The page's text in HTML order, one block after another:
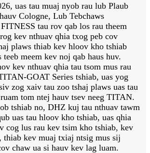
uas tau muaj nyob rau lub Plaub
Cologne, Lub Tebchaws
tau rov qab los rau theem
kev nthuav qhia txog peb cov
plaws thiab kev hloov kho tshiab
meem kev noj qab haus huv.
kev nthuav qhia tau tsom mus rau
GOAT Series tshiab, uas yog
zog xaiv tau zoo tshaj plaws uas tau
tom ntej hauv tsev neeg TITAN.
tshiab no, DHZ kuj tau nthuav tawm
uas tau hloov kho tshiab, uas qhia
cog lus rau kev tsim kho tshiab, kev
thiab kev muaj txiaj ntsig mus sij
chaw ua si hauv kev lag luam.